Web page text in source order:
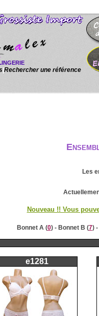
Rechercher une référence
Les
Nouveau !! Vous
Bonnet A (0) - Bonnet B (7)
e1281